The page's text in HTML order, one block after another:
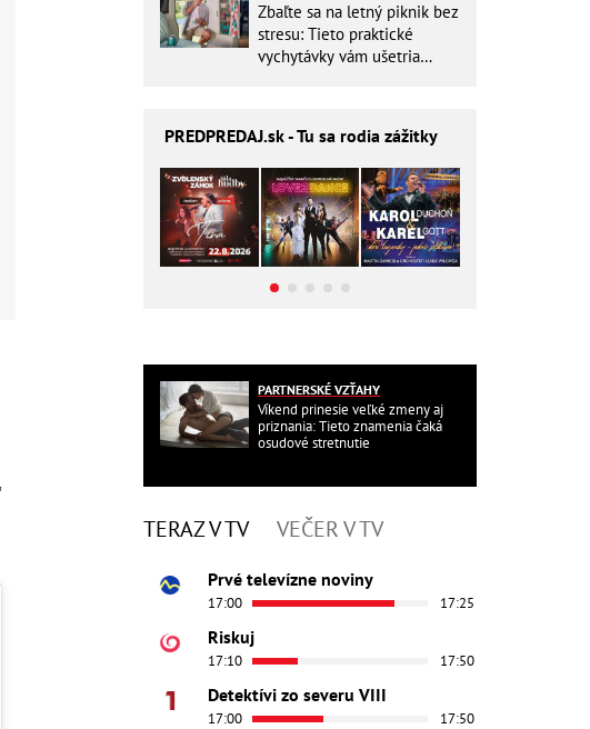
Zbaľte sa na letný piknik bez
stresu: Tieto praktické
vychytávky vám ušetria
PREDPREDAJ.sk - Tu sa rodia zážitky
PARTNERSKÉ VZŤAHY
Víkend prinesie veľké zmeny aj
priznania: Tieto znamenia čaká
osudové stretnutie
TERAZ V TV VEČER V TV
Prvé televízne noviny
17:00 17:25
Riskuj
17:10 17:50
Detektívi zo severu VIII
17:00 17:50